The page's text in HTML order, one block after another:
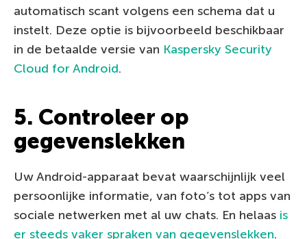
automatisch scant volgens een schema dat u
instelt. Deze optie is bijvoorbeeld beschikbaar
in de betaalde versie van Kaspersky Security
Cloud for Android.
5. Controleer op
gegevenslekken
Uw Android-apparaat bevat waarschijnlijk veel
persoonlijke informatie, van foto’s tot apps van
sociale netwerken met al uw chats. En helaas is
er steeds vaker spraken van gegevenslekken.